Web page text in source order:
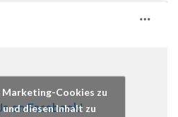
on Facebook!
Marketing-Cookies zu
diesen Inhalt zu